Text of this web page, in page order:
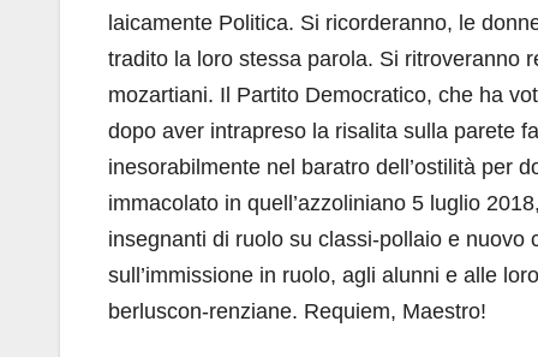
laicamente Politica. Si ricorderanno, le
tradito la loro stessa parola. Si ritroveranno
mozartiani. Il Partito Democratico, che ha
dopo aver intrapreso la risalita sulla parete
inesorabilmente nel baratro dell’ostilità per
immacolato in quell’azzoliniano 5 luglio
insegnanti di ruolo su classi-pollaio e
sull’immissione in ruolo, agli alunni e alle
berluscon-renziane. Requiem, Maestro!